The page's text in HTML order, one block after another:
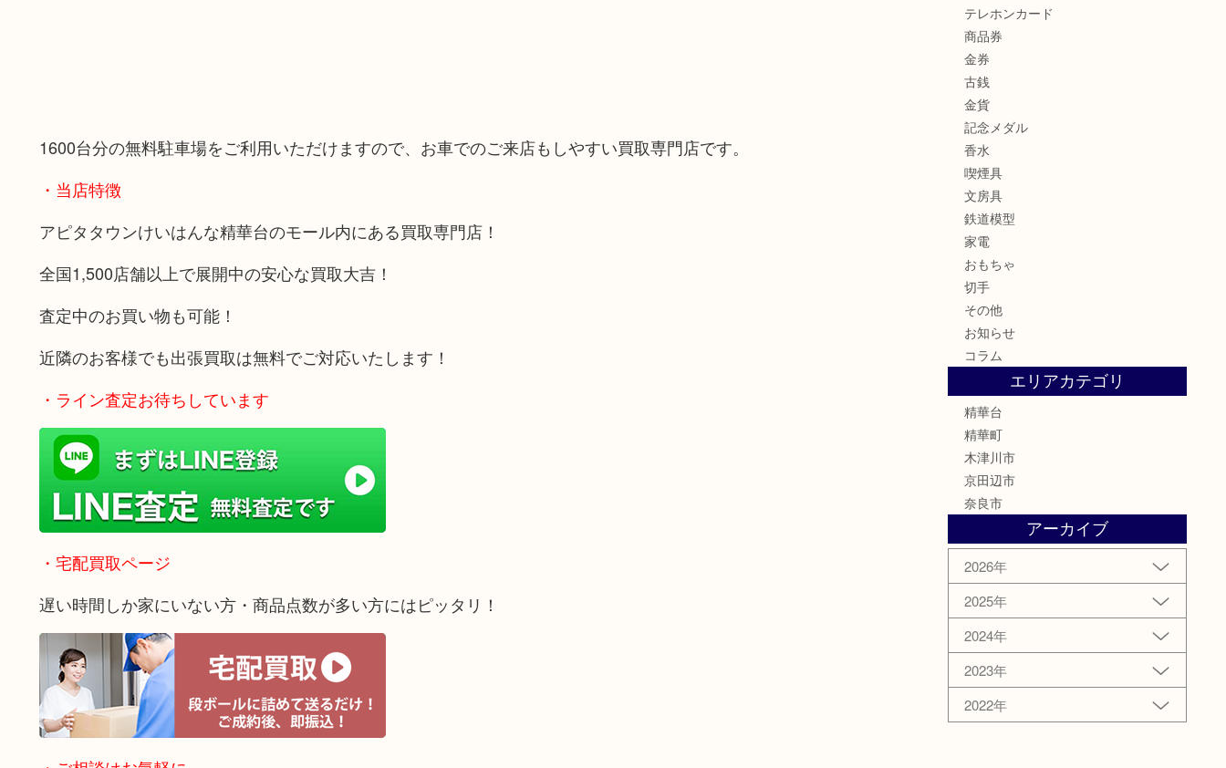
1600台分の無料駐車場をご利用いただけますので、お車でのご来店もしやすい買取専門店です。
・当店特徴
アピタタウンけいはんな精華台のモール内にある買取専門店！
全国1,500店舗以上で展開中の安心な買取大吉！
査定中のお買い物も可能！
近隣のお客様でも出張買取は無料でご対応いたします！
・ライン査定お待ちしています
・宅配買取ページ
遅い時間しか家にいない方・商品点数が多い方にはピッタリ！
テレホンカード
商品券
金券
古銭
金貨
記念メダル
香水
喫煙具
文房具
鉄道模型
家電
おもちゃ
切手
その他
お知らせ
コラム
エリアカテゴリ
精華台
精華町
木津川市
京田辺市
奈良市
アーカイブ
2026年
2025年
2024年
2023年
2022年